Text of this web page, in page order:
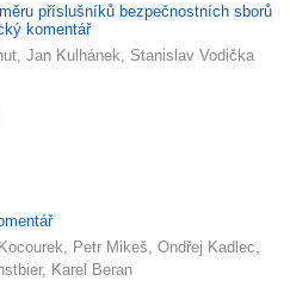
příslušníků bezpečnostních sborů
komentář
Jan Kulhánek, Stanislav Vodička
Petr Mikeš, Ondřej Kadlec,
Karel Beran